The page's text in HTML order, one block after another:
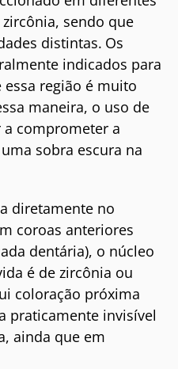
sendo que
distintas. Os
indicados para
região é muito
maneira, o uso de
comprometer a
sobra escura na
diretamente no
coroas anteriores
dentária), o núcleo
é de zircônia ou
coloração próxima
praticamente invisível
ainda que em